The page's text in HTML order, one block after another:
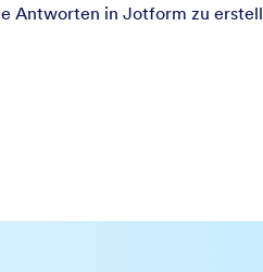
Antworten in Jotform zu